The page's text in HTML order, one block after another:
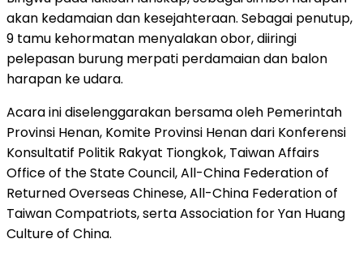
akan kedamaian dan kesejahteraan. Sebagai penutup,
9 tamu kehormatan menyalakan obor, diiringi
pelepasan burung merpati perdamaian dan balon
harapan ke udara.
Acara ini diselenggarakan bersama oleh Pemerintah
Provinsi Henan, Komite Provinsi Henan dari Konferensi
Konsultatif Politik Rakyat Tiongkok, Taiwan Affairs
Office of the State Council, All-China Federation of
Returned Overseas Chinese, All-China Federation of
Taiwan Compatriots, serta Association for Yan Huang
Culture of China.